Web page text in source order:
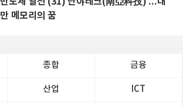
만 메모리의 꿈
종합 금융
산업 ICT